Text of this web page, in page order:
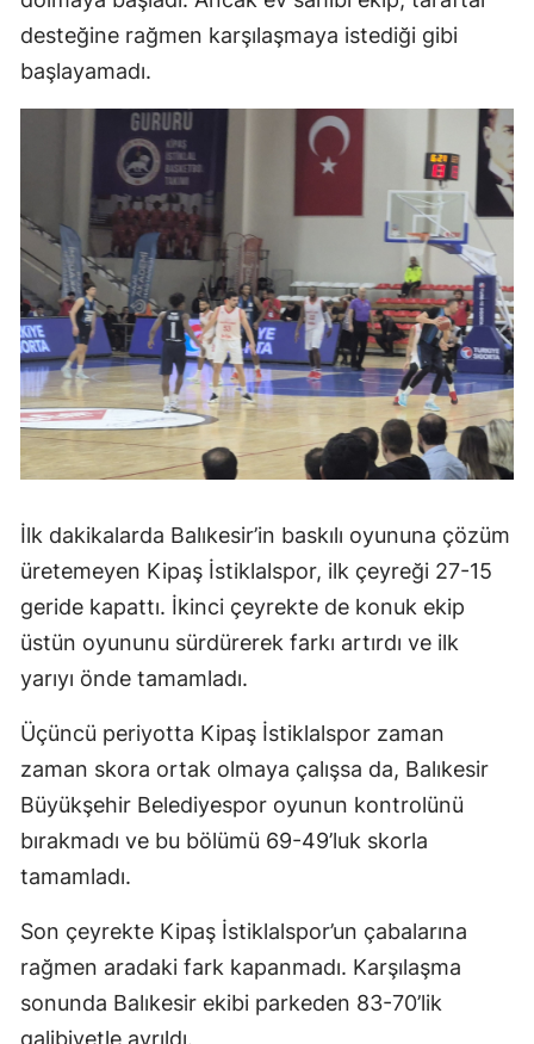
desteğine rağmen karşılaşmaya istediği gibi
başlayamadı.
İlk dakikalarda Balıkesir’in baskılı oyununa çözüm
üretemeyen Kipaş İstiklalspor, ilk çeyreği 27-15
geride kapattı. İkinci çeyrekte de konuk ekip
üstün oyununu sürdürerek farkı artırdı ve ilk
yarıyı önde tamamladı.
Üçüncü periyotta Kipaş İstiklalspor zaman
zaman skora ortak olmaya çalışsa da, Balıkesir
Büyükşehir Belediyespor oyunun kontrolünü
bırakmadı ve bu bölümü 69-49’luk skorla
tamamladı.
Son çeyrekte Kipaş İstiklalspor’un çabalarına
rağmen aradaki fark kapanmadı. Karşılaşma
sonunda Balıkesir ekibi parkeden 83-70’lik
galibiyetle ayrıldı.